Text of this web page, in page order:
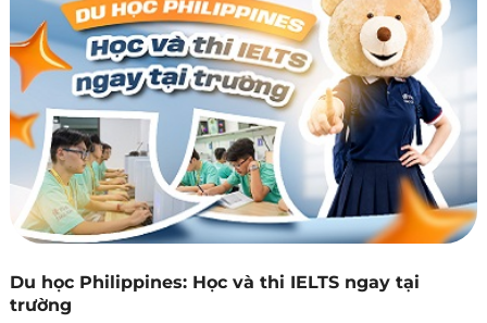
Du học Philippines: Học và thi IELTS ngay tại
trường